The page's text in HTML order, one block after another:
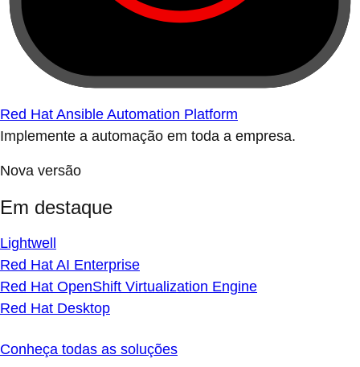
Red Hat Ansible Automation Platform
Implemente a automação em toda a empresa.
Nova versão
Em destaque
Lightwell
Red Hat AI Enterprise
Red Hat OpenShift Virtualization Engine
Red Hat Desktop
Conheça todas as soluções